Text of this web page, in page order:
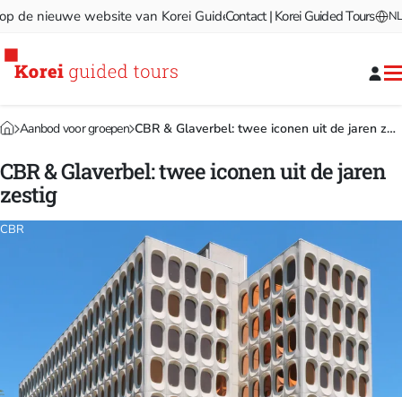
nieuwe website van Korei Guided Tours! Welkom op de
Contact | Korei Guided Tours NL
Aanbod voor groepen CBR & Glaverbel: twee iconen uit de jaren zestig
CBR & Glaverbel: twee iconen uit de jaren
zestig
CBR